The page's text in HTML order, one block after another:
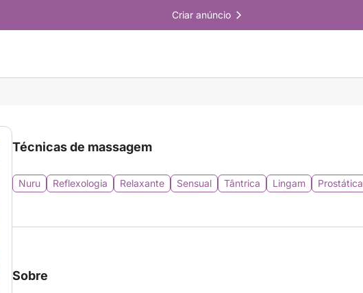
Criar anúncio
Técnicas de massagem
Nuru Reflexologia Relaxante Sensual Tântrica Lingam Prostática
Sobre